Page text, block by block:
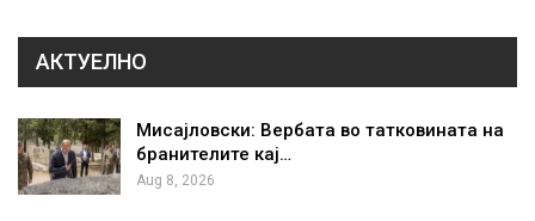
АКТУЕЛНО
Мисајловски: Вербата во татковината на
бранителите кај…
Aug 8, 2026